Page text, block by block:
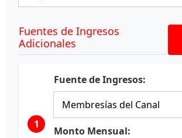
Fuentes de Ingresos
Adicionales
1
Fuente de Ingresos:
Monto Mensual: